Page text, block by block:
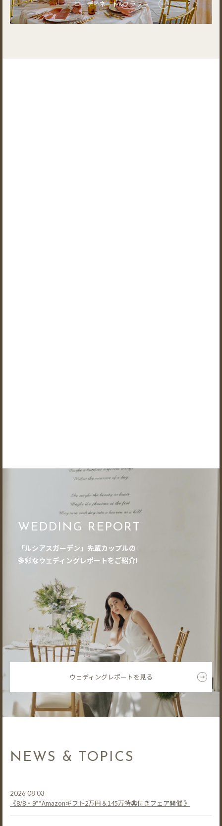
コーディネート&フラワー
WEDDING REPORT
「ルシアスガーデン」先輩カップルの
多彩なウェディングレポートをご紹介!
ウェディングレポートを見る
NEWS & TOPICS
2026 08 03
《8/8・9**Amazonギフト2万円＆145万特典付きフェア開催 》